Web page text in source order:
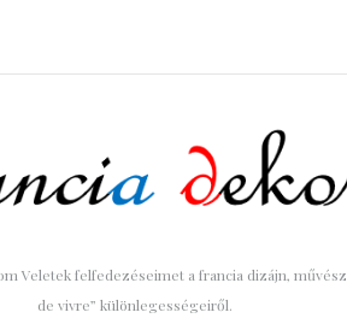
Veletek felfedezéseimet a francia dizájn,
de vivre” különlegességeiről.